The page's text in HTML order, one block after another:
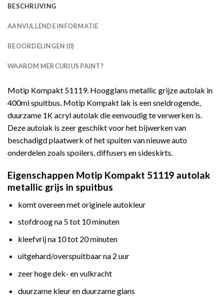
BESCHRIJVING
AANVULLENDE INFORMATIE
BEOORDELINGEN (0)
WAAROM MERCURIUS PAINT?
Motip Kompakt 51119. Hoogglans metallic grijze autolak in
400ml spuitbus. Motip Kompakt lak is een sneldrogende,
duurzame 1K acryl autolak die eenvoudig te verwerken is.
Deze autolak is zeer geschikt voor het bijwerken van
beschadigd plaatwerk of het spuiten van nieuwe auto
onderdelen zoals spoilers, diffusers en sideskirts.
Eigenschappen Motip Kompakt 51119 autolak
metallic grijs in spuitbus
komt overeen met originele autokleur
stofdroog na 5 tot 10 minuten
kleefvrij na 10 tot 20 minuten
uitgehard/overspuitbaar na 2 uur
zeer hoge dek- en vulkracht
duurzame kleur en duurzame glans